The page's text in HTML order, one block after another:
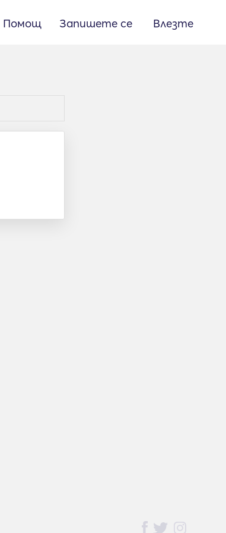
Помощ Запишете се Влезте